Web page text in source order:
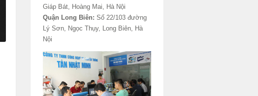
Giáp Bát, Hoàng Mai, Hà Nội
Quận Long Biên: Số 22/103 đường
Lý Sơn, Ngọc Thụy, Long Biên, Hà
Nội